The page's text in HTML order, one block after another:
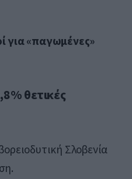
για «παγωμένες»
θετικές
Σλοβενία